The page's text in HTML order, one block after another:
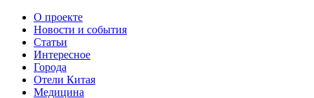
О проекте
Новости и события
Статьи
Интересное
Города
Отели Китая
Медицина